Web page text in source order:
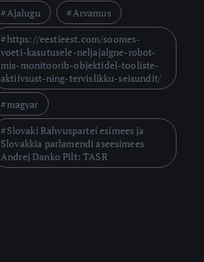
Ajalugu
Arvamus
https://eestieest.com/soomes-
voeti-kasutusele-neljajalgne-robot-
mis-monitoorib-objektidel-tooliste-
aktiivsust-ning-tervislikku-seisundit/
magyar
Slovaki Rahvuspartei esimees ja
Slovakkia parlamendi aseesimees
Andrej Danko Pilt: TASR